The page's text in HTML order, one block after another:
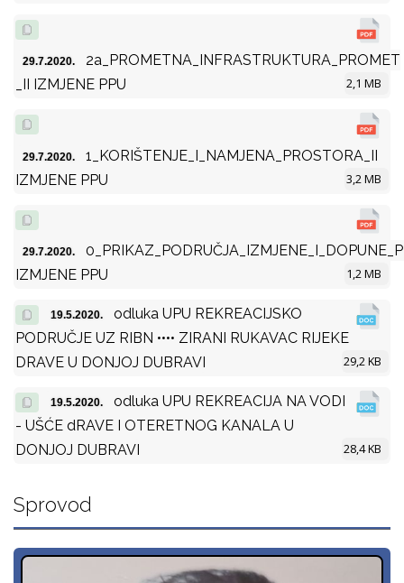
29.7.2020.
2a_PROMETNA_INFRASTRUKTURA_PROMET
_II IZMJENE PPU
2,1 MB
29.7.2020.
1_KORIŠTENJE_I_NAMJENA_PROSTORA_II
IZMJENE PPU
3,2 MB
29.7.2020.
IZMJENE PPU
1,2 MB
19.5.2020.
odluka UPU REKREACIJSKO
PODRUČJE UZ RIBN •••• ZIRANI RUKAVAC RIJEKE
DRAVE U DONJOJ DUBRAVI
29,2 KB
19.5.2020.
odluka UPU REKREACIJA NA VODI
- UŠĆE dRAVE I OTERETNOG KANALA U
DONJOJ DUBRAVI
28,4 KB
Sprovod